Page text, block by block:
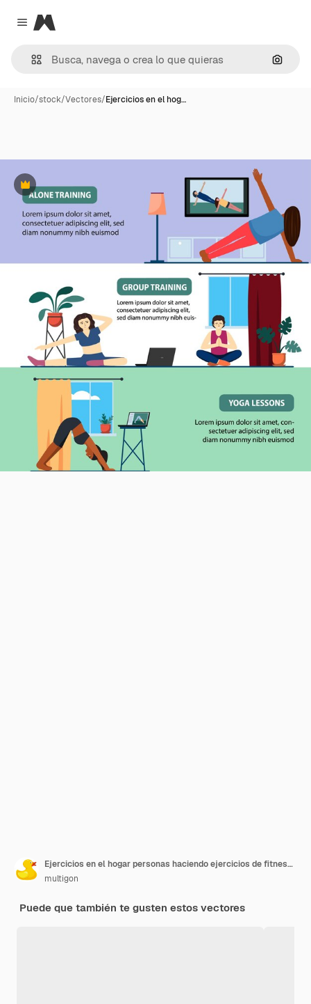
Close menu
Magnific
Inicio/stock/Vectores/Ejercicios en el hog…
Premium
Ejercicios en el hogar personas haciendo ejercicios de fitness ejercicios en el interior de yoga plantea pancartas vectoriales con pl
multigon
Puede que también te gusten estos vectores